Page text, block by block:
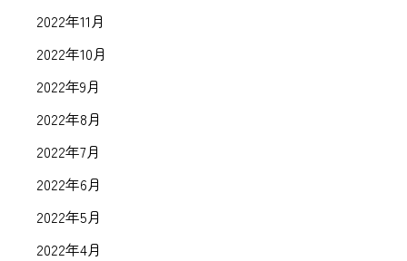
2022年11月
2022年10月
2022年9月
2022年8月
2022年7月
2022年6月
2022年5月
2022年4月